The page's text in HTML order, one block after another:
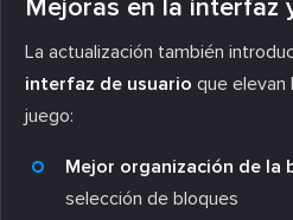
Mejoras en la interfaz
La actualización también
interfaz de usuario que elevan
juego:
Mejor organización de la
selección de bloques